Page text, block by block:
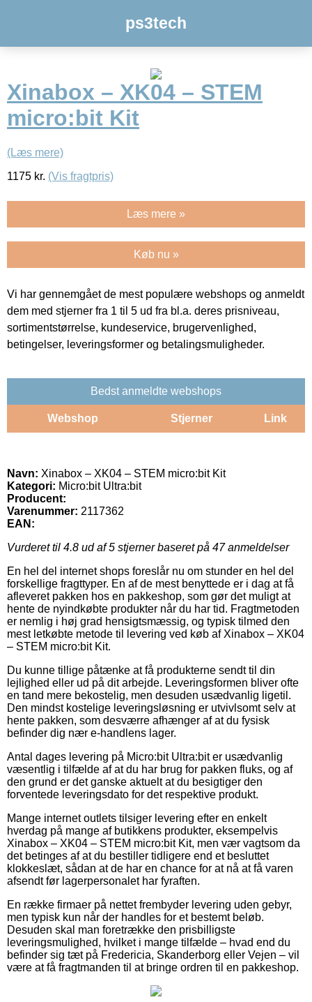
ps3tech
Xinabox – XK04 – STEM
micro:bit Kit
(Læs mere)
1175 kr. (Vis fragtpris)
Læs mere »
Køb nu »
Vi har gennemgået de mest populære webshops og anmeldt
dem med stjerner fra 1 til 5 ud fra bl.a. deres prisniveau,
sortimentstørrelse, kundeservice, brugervenlighed,
betingelser, leveringsformer og betalingsmuligheder.
Bedst anmeldte webshops
Webshop Stjerner Link
Navn: Xinabox – XK04 – STEM micro:bit Kit
Kategori: Micro:bit Ultra:bit
Producent:
Varenummer: 2117362
EAN:
Vurderet til 4.8 ud af 5 stjerner baseret på 47anmeldelser
En hel del internet shops foreslår nu om stunder en hel del
forskellige fragttyper. En af de mest benyttede er i dag at få
afleveret pakken hos en pakkeshop, som gør det muligt at
hente de nyindkøbte produkter når du har tid. Fragtmetoden
er nemlig i høj grad hensigtsmæssig, og typisk tilmed den
mest letkøbte metode til levering ved køb af Xinabox – XK04
– STEM micro:bit Kit.
Du kunne tillige påtænke at få produkterne sendt til din
lejlighed eller ud på dit arbejde. Leveringsformen bliver ofte
en tand mere bekostelig, men desuden usædvanlig ligetil.
Den mindst kostelige leveringsløsning er utvivlsomt selv at
hente pakken, som desværre afhænger af at du fysisk
befinder dig nær e-handlens lager.
Antal dages levering på Micro:bit Ultra:bit er usædvanlig
væsentlig i tilfælde af at du har brug for pakken fluks, og af
den grund er det ganske aktuelt at du besigtiger den
forventede leveringsdato for det respektive produkt.
Mange internet outlets tilsiger levering efter en enkelt
hverdag på mange af butikkens produkter, eksempelvis
Xinabox – XK04 – STEM micro:bit Kit, men vær vagtsom da
det betinges af at du bestiller tidligere end et besluttet
klokkeslæt, sådan at de har en chance for at nå at få varen
afsendt før lagerpersonalet har fyraften.
En række firmaer på nettet frembyder levering uden gebyr,
men typisk kun når der handles for et bestemt beløb.
Desuden skal man foretrække den prisbilligste
leveringsmulighed, hvilket i mange tilfælde – hvad end du
befinder sig tæt på Fredericia, Skanderborg eller Vejen – vil
være at få fragtmanden til at bringe ordren til en pakkeshop.